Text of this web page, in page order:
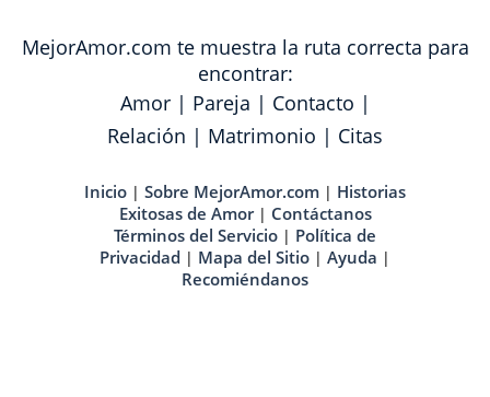
MejorAmor.com te muestra la ruta correcta para
encontrar:
Amor| Pareja | Contacto |
Relación | Matrimonio | Citas
Inicio | Sobre MejorAmor.com | Historias
Exitosas de Amor| Contáctanos
Términos del Servicio | Política de
Privacidad | Mapa del Sitio | Ayuda |
Recomiéndanos